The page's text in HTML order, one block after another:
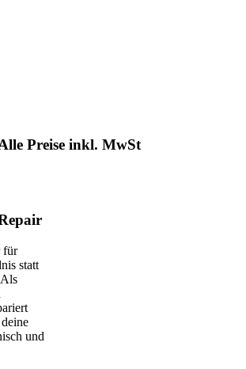
Preise inkl. MwSt
für
statt
und